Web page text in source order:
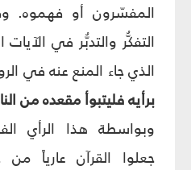
المفسّرون أو فهموه.
التفكُّر والتدبُّر في الآيات
الذي جاء المنع عنه في
برأيه فليتبوأ مقعده من
وبواسطة هذا الرأي
جعلوا القرآن عارياً